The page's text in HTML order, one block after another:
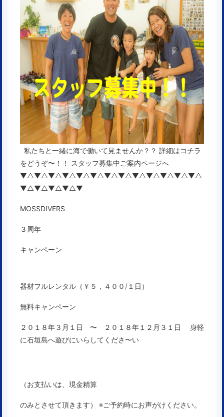
私たちと一緒に海で働いて見ませんか？？ 詳細はコチラ
をどうぞ〜！！
スタッフ募集中ご案内ページへ
▼△▼△▼△▼△▼△▼△▼△▼△▼△▼△▼△▼△▼△
▼△▼△▼△▼△▼
MOSSDIVERS
３周年
キャンペーン
器材フルレンタル（￥５，４００/１日）
無料キャンペーン
２０１８年３月１日 〜 ２０１８年１２月３１日
身軽
に石垣島へ遊びにいらしてくださ〜い
（お支払いは、現金精算
のみとさせて頂きます） ※ご予約時にお声がけください。